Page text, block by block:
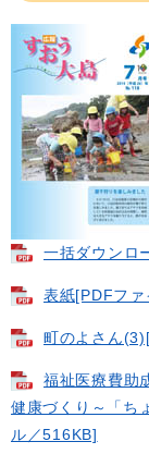
一括ダウンロ
表紙[PDFフ
町のよさん
福祉医療費助
健康づくり～「ち
ル／516KB]